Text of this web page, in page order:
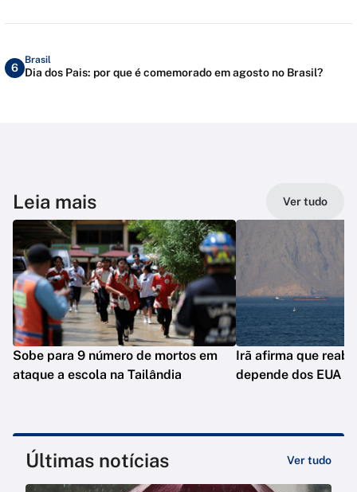
6
Brasil
Dia dos Pais: por que é comemorado em agosto no Brasil?
Leia mais Ver tudo
Sobe para 9 número de mortos em
ataque a escola na Tailândia
Irã afirma que
depende dos EUA
Últimas notícias Ver tudo